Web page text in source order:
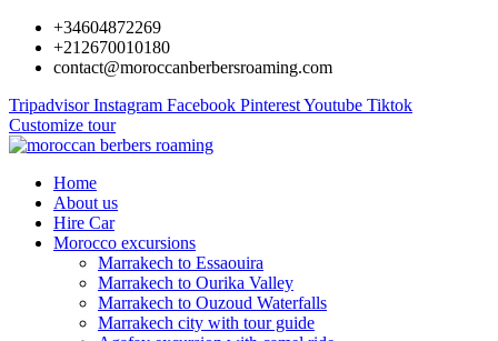
+34604872269
+212670010180
contact@moroccanberbersroaming.com
Tripadvisor Instagram Facebook PinterestYoutube Tiktok
Customize tour
Home
About us
Hire Car
Morocco excursions
Marrakech to Essaouira
Marrakech to Ourika Valley
Marrakech to Ouzoud Waterfalls
Marrakech city with tour guide